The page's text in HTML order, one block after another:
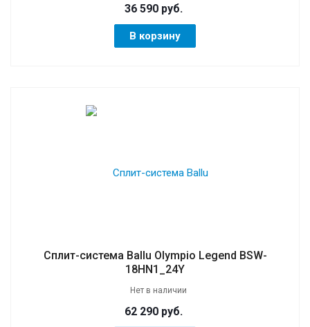
36 590 руб.
В корзину
Сплит-система Ballu Olympio Legend BSW-
18HN1_24Y
Нет в наличии
62 290 руб.